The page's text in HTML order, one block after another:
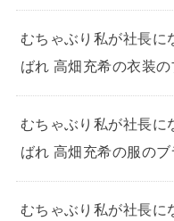
むちゃぶり私が社長に
ばれ 高畑充希の衣装
むちゃぶり私が社長に
ばれ 高畑充希の服のブ
むちゃぶり私が社長に